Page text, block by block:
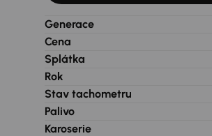
Generace
Cena
Splátka
Rok
Stav tachometru
Palivo
Karoserie